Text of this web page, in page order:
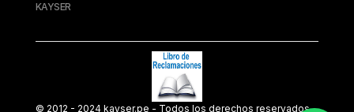
KAYSER
© 2012 - 2024 kayser.pe - Todos los derechos reservados.